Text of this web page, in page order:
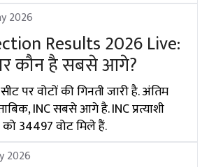
2026
Results 2026 Live:
कौन है सबसे आगे?
पर वोटों की गिनती जारी है. अंतिम
INC सबसे आगे है. INC प्रत्याशी
34497 वोट मिले हैं.
2026